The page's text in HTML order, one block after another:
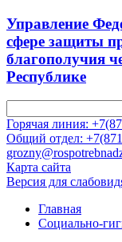
Управление
сфере защиты
благополучия
Республике
Горячая линия:
Общий отдел:
Карта сайта
Версия для
Главная
Социально-